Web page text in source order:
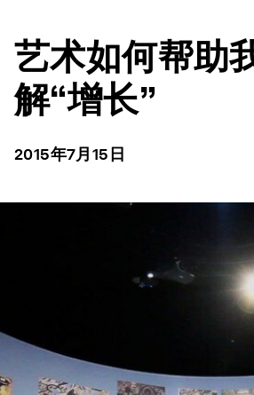
艺术如何帮助
解“增长”
2015年7月15日